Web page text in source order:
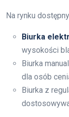
Na rynku
Biurka
wysokości
Biurka
dla osób
Biurka z